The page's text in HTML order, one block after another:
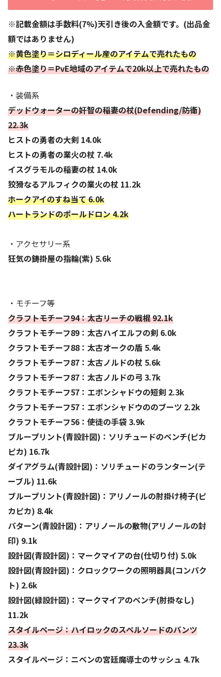
※記載金額は手数料(7%)天引き後の入金額です。(出品金
額ではありません)
※黄色塗り＝シロディール産のアイテムで売れたもの
※赤色塗り＝PvE地域のアイテムで20k以上で売れたもの
・装備系
デッドウォーターの奸智の稲妻の杖(Defending/防衛)
22.3k
ヒストの勇者の大剣 14.0k
ヒストの勇者の業火の杖 7.4k
イスグラモルの稲妻の杖 14.0k
狡猾なるアルフィクの業火の杖 11.2k
ホークアイのすね当て 6.0k
ハートランドのポールドロン 4.2k
・アクセサリー系
狂気の鋳掛屋の指輪(紫) 5.6k
・モチーフ等
クラフトモチーフ94：太古リーチの戦棍 92.1k
クラフトモチーフ89：太古ハイエルフの剣 6.0k
クラフトモチーフ88：太古オークの盾 5.4k
クラフトモチーフ87：太古ノルドの杖 5.6k
クラフトモチーフ87：太古ノルドの弓 3.7k
クラフトモチーフ57：エボンシャドウの短剣 2.3k
クラフトモチーフ57：エボンシャドウののブーツ 2.2k
クラフトモチーフ56：使徒の手袋 3.9k
ブループリント(青設計図)：ソリチュードのベンチ(ピカ
ピカ) 16.7k
ダイアグラム(青設計図)：ソリチュードのランターン(テ
ーブル) 11.6k
ブループリント(青設計図)：アリノールの肘掛け椅子(ピ
カピカ) 8.4k
パターン(青設計図)：アリノールの敷物(アリノールの封
印) 9.1k
設計図(青設計図)：マークマイアの台(仕切り付) 5.0k
設計図(青設計図)：クロックワークの照明器具(コンパク
ト) 2.6k
設計図(緑設計図)：マークマイアのベンチ(肘掛なし)
11.2k
スタイルページ：ハイロックのスペルソードのパンツ
23.3k
スタイルページ：ニベンの宮廷魔導士のサッシュ 4.7k